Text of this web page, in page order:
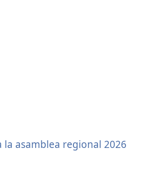
asamblea regional 2026